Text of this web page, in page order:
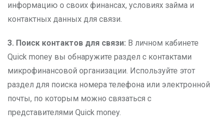
информацию о своих финансах, условиях займа и
контактных данных для связи.
3. Поиск контактов для связи: В личном кабинете
Quick money вы обнаружите раздел с контактами
микрофинансовой организации. Используйте этот
раздел для поиска номера телефона или электронной
почты, по которым можно связаться с
представителями Quick money.